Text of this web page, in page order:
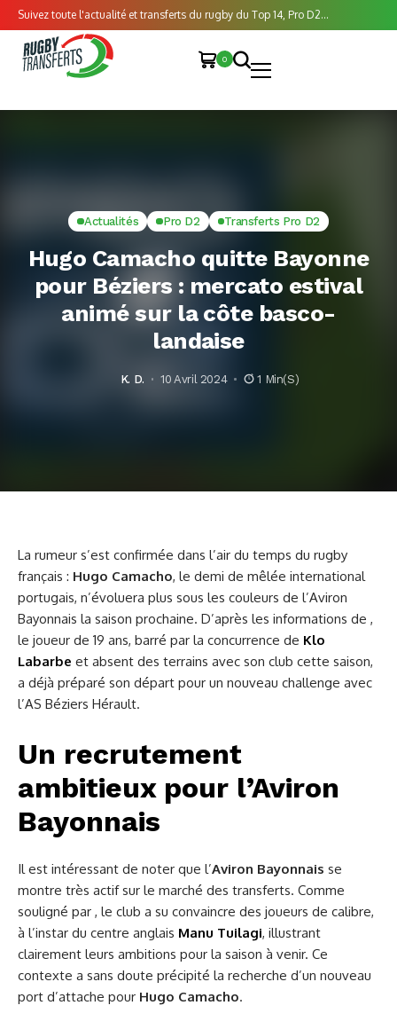
Suivez toute l'actualité et transferts du rugby du Top 14, Pro D2...
0
Actualités Pro D2 Transferts Pro D2
Hugo Camacho quitte Bayonne
pour Béziers : mercato estival
animé sur la côte basco-
landaise
K. D. 10 Avril 2024 1 Min(s)
La rumeur s’est confirmée dans l’air du temps du rugby
français : Hugo Camacho, le demi de mêlée international
portugais, n’évoluera plus sous les couleurs de l’Aviron
Bayonnais la saison prochaine. D’après les informations de ,
le joueur de 19 ans, barré par la concurrence de Klo
Labarbe et absent des terrains avec son club cette saison,
a déjà préparé son départ pour un nouveau challenge avec
l’AS Béziers Hérault.
Un recrutement
ambitieux pour l’Aviron
Bayonnais
Il est intéressant de noter que l’Aviron Bayonnais se
montre très actif sur le marché des transferts. Comme
souligné par , le club a su convaincre des joueurs de calibre,
à l’instar du centre anglais Manu Tuilagi, illustrant
clairement leurs ambitions pour la saison à venir. Ce
contexte a sans doute précipité la recherche d’un nouveau
port d’attache pour Hugo Camacho.